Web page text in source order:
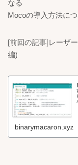
なる
Mocoの導入方法に
[前回の記事]レーザ
編)
binarymacaron.xyz